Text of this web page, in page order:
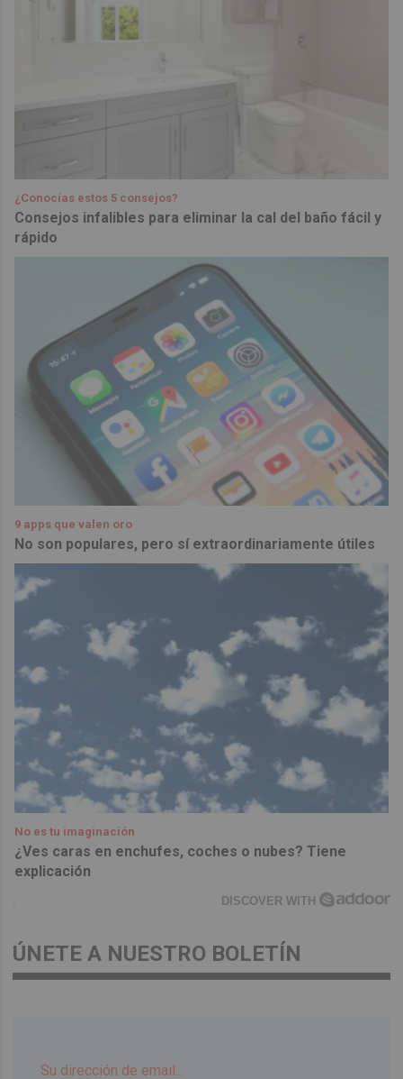
¿Conocías estos 5 consejos?
Consejos infalibles para eliminar la cal del baño fácil y
rápido
9 apps que valen oro
No son populares, pero sí extraordinariamente útiles
No es tu imaginación
¿Ves caras en enchufes, coches o nubes? Tiene
explicación
DISCOVER WITH
ÚNETE A NUESTRO BOLETÍN